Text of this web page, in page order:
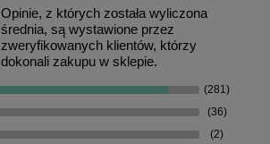
Opinie, z których została wyliczona
średnia, są wystawione przez
zweryfikowanych klientów, którzy
dokonali zakupu w sklepie.
(281)
(36)
(2)